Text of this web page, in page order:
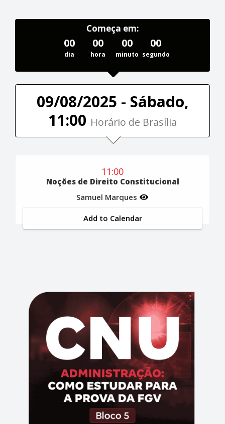
Começa em:
00
dia
00
hora
00
minuto
00
segundo
09/08/2025 - Sábado,
11:00 Horário de Brasília
11:00
Noções de Direito Constitucional
Samuel Marques
Add to Calendar